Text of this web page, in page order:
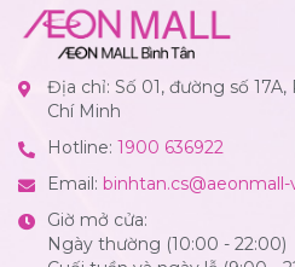
Địa chỉ: Số 01, đường số
Chí Minh
Hotline: 1900 636922
Email:
Giờ mở cửa:
Ngày thường (10:00 - 22:00)